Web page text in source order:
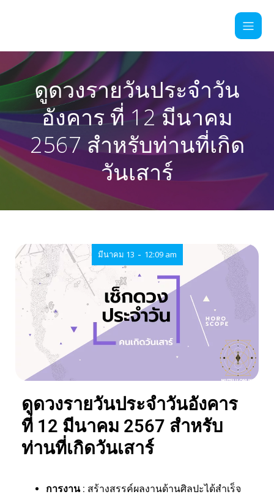
ดูดวงรายวันประจำวัน
อังคาร ที่ 12 มีนาคม
2567 สำหรับท่านที่เกิด
วันเสาร์
มีนาคม 13 - 12:09 am
ดูดวงรายวันประจำวันอังคาร
ที่ 12 มีนาคม 2567 สำหรับ
ท่านที่เกิดวันเสาร์
การงาน: สร้างสรรค์ผลงานด้านศิลปะได้สำเร็จ